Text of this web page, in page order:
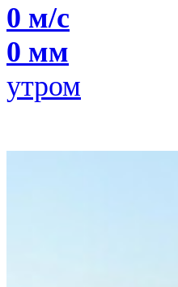
0 м/с
0 мм
утром